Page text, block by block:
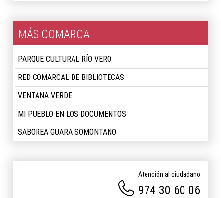
MÁS COMARCA
PARQUE CULTURAL RÍO VERO
RED COMARCAL DE BIBLIOTECAS
VENTANA VERDE
MI PUEBLO EN LOS DOCUMENTOS
SABOREA GUARA SOMONTANO
Atención al ciudadano
974 30 60 06